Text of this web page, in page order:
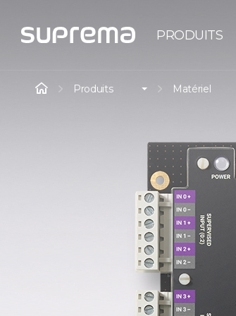
PRODUITS
Produits Matériel